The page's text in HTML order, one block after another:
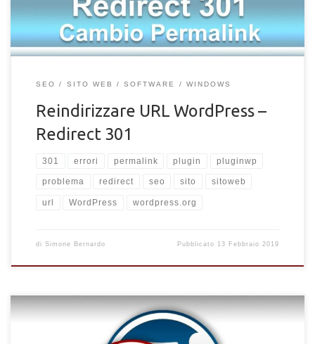
struttura di permalink prima della […]
SEO SITO WEB SOFTWARE WINDOWS
Reindirizzare URL WordPress –
Redirect 301
301 errori permalink plugin pluginwp
problema redirect seo sito sitoweb
url WordPress wordpress.org
di Simone Bernardo Pubblicato 13 Febbraio 2019